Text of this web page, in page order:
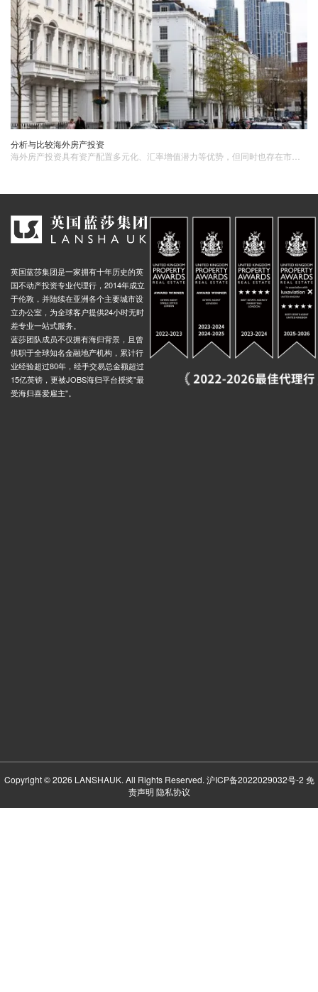
分析与比较海外房产投资
英国蓝莎集团是一家拥有十年历史的英
国不动产投资专业代理行，2014年成立
于伦敦，并陆续在亚洲各个主要城市设
立办公室，为全球客户提供24小时无时
差专业一站式服务。
蓝莎团队成员不仅拥有海归背景，且曾
供职于全球知名金融地产机构，累计行
业经验超过80年，经手交易总金额超过
15亿英镑，更被JOBS海归平台授奖"最
受海归喜爱雇主"。
Copyright © 2026 LANSHAUK. All Rights Reserved. 沪ICP备2022029032号-2 免
责声明 隐私协议